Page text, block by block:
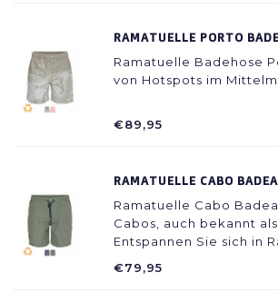
RAMATUELLE PORTO
Ramatuelle Badehose
von Hotspots im
€89,95
RAMATUELLE CABO
Ramatuelle Cabo
Cabos, auch bekannt als
Entspannen Sie sich in
€79,95